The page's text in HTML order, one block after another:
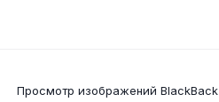
Просмотр изображений BlackBack